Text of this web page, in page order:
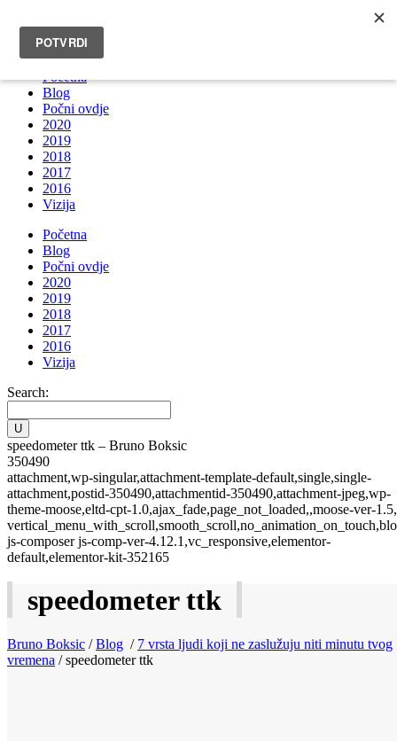
INFO@BRUNOBOKSIC.COM
Početna
Blog
Počni ovdje
2020
2019
2018
2017
2016
Vizija
Početna
Blog
Počni ovdje
2020
2019
2018
2017
2016
Vizija
Search:
speedometer ttk – Bruno Boksic
350490
attachment,wp-singular,attachment-template-default,single,single-
attachment,postid-350490,attachmentid-350490,attachment-jpeg,wp-
theme-moose,eltd-cpt-1.0,ajax_fade,page_not_loaded,,moose-ver-1.5,
js-composer js-comp-ver-4.12.1,vc_responsive,elementor-
default,elementor-kit-352165
speedometer ttk
Bruno Boksic /Blog / 7 vrsta ljudi koji ne zaslužuju niti minutu tvog
vremena /speedometer ttk